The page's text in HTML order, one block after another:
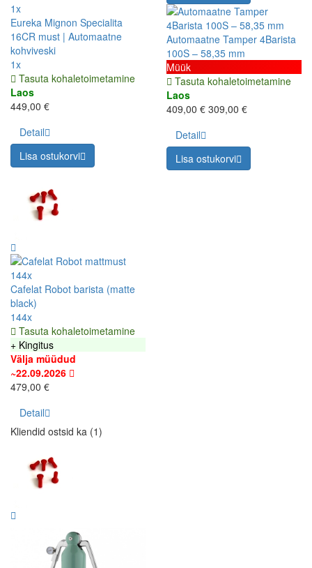
1x
Eureka Mignon Specialita
16CR must | Automaatne
kohviveski
1x
Tasuta kohaletoimetamine
Laos
449,00 €
Detail
Lisa ostukorvi
Automaatne Tamper 4Barista
100S – 58,35 mm
Müük
Tasuta kohaletoimetamine
Laos
409,00 € 309,00 €
Detail
Lisa ostukorvi
144x
Cafelat Robot barista (matte
black)
144x
Tasuta kohaletoimetamine
+ Kingitus
Välja müüdud
~22.09.2026
479,00 €
Detail
Kliendid ostsid ka (1)